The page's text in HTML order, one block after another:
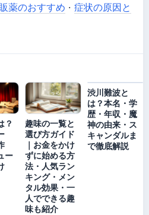
薬のおすすめ · 症状の原因と
？
ー
趣味の一覧と
選び方ガイド
｜お金をかけ
ずに始める方
法・人気ラン
キング・メン
タル効果・一
人でできる趣
味も紹介
渋川難波と
は？本名・学
歴・年収・魔
神の由来・ス
キャンダルま
で徹底解説